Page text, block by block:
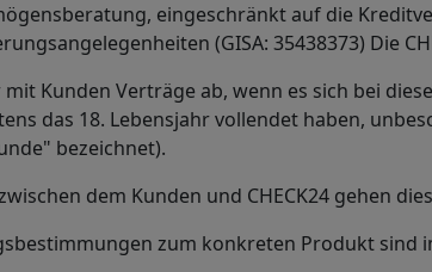
eingeschränkt auf die
(GISA: 35438373) Die
mit Kunden Verträge ab, wenn es sich bei
das 18. Lebensjahr vollendet haben,
bezeichnet).
dem Kunden und CHECK24 gehen
zum konkreten Produkt sind